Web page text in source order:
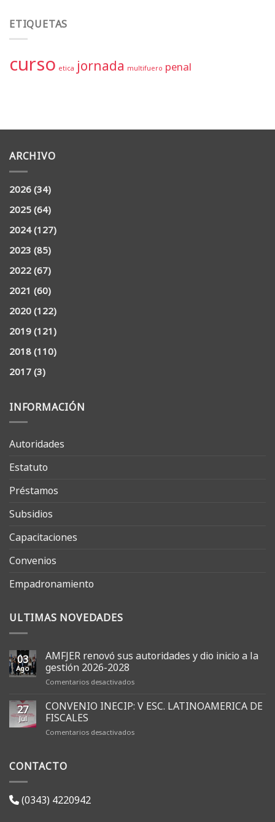
ETIQUETAS
curso etica jornada multifuero penal
ARCHIVO
2026(34)
2025(64)
2024(127)
2023(85)
2022(67)
2021 (60)
2020(122)
2019(121)
2018(110)
2017(3)
INFORMACIÓN
Autoridades
Estatuto
Préstamos
Subsidios
Capacitaciones
Convenios
Empadronamiento
ULTIMAS NOVEDADES
03
Ago
AMFJER renovó sus autoridades y dio inicio a la
gestión 2026-2028
Comentarios desactivadosen
renovó
sus
y
27
Jul
CONVENIO INECIP: V ESC. LATINOAMERICA DE
FISCALES
Comentarios desactivadosen
CONTACTO
(0343) 4220942